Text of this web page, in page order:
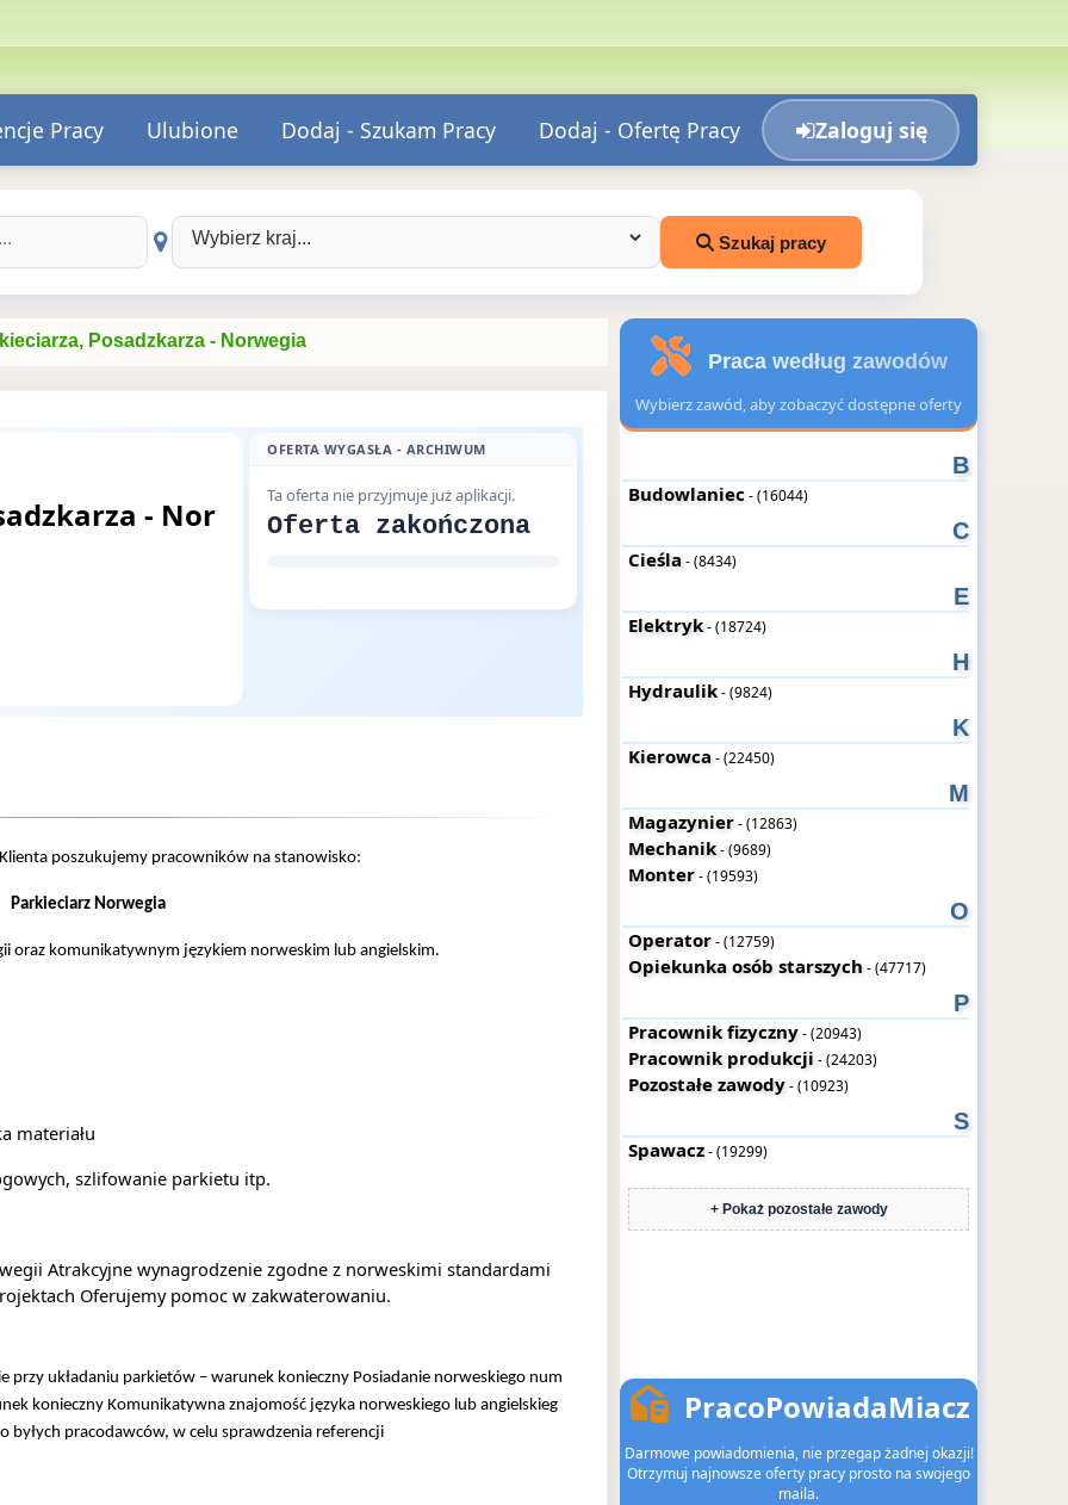
Pracy Ulubione Dodaj - Szukam Pracy Dodaj - Ofertę Pracy Zaloguj się
Wybierz kraj: Szukaj pracy
Posadzkarza - Norwegia
- Nor
OFERTA WYGASŁA - ARCHIWUM
Ta oferta nie przyjmuje już aplikacji.
Oferta zakończona
poszukujemy pracowników na stanowisko:
Parkieciarz Norwegia
oraz komunikatywnym językiem norweskim lub angielskim.
materiału
szlifowanie parkietu itp.
Atrakcyjne wynagrodzenie zgodne z norweskimi standardami
Oferujemy pomoc w zakwaterowaniu.
przy układaniu parkietów – warunek konieczny Posiadanie norweskiego num
konieczny Komunikatywna znajomość języka norweskiego lub angielskieg
byłych pracodawców, w celu sprawdzenia referencji
Praca według zawodów
Wybierz zawód, aby zobaczyć dostępne oferty
B
Budowlaniec- (16044)
C
Cieśla- (8434)
E
Elektryk- (18724)
H
Hydraulik- (9824)
K
Kierowca- (22450)
M
Magazynier- (12863)
Mechanik- (9689)
Monter- (19593)
O
Operator- (12759)
Opiekunka osób starszych - (47717)
P
Pracownik fizyczny- (20943)
Pracownik produkcji - (24203)
Pozostałe zawody- (10923)
S
Spawacz- (19299)
+ Pokaż pozostałe zawody
PracoPowiadaMiacz
Darmowe powiadomienia, nie przegap żadnej okazji!
Otrzymuj najnowsze oferty pracy prosto na swojego
maila.